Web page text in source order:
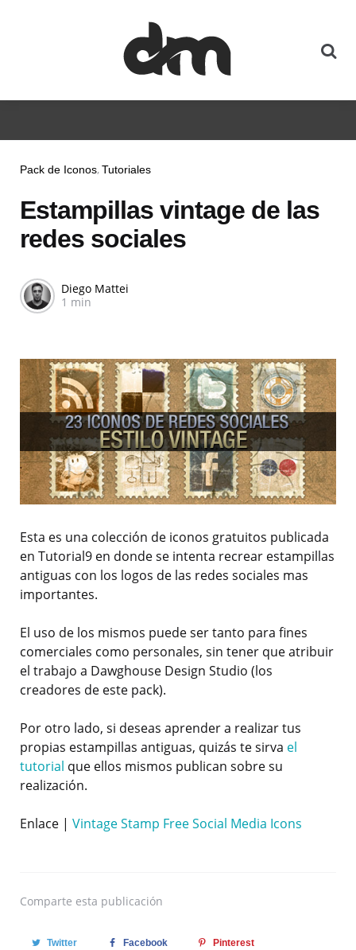
Pack de Iconos Tutoriales
Estampillas vintage de las
redes sociales
Diego Mattei
1 min
Esta es una colección de iconos gratuitos publicada
en Tutorial9 en donde se intenta recrear estampillas
antiguas con los logos de las redes sociales mas
importantes.
El uso de los mismos puede ser tanto para fines
comerciales como personales, sin tener que atribuir
el trabajo a Dawghouse Design Studio (los
creadores de este pack).
Por otro lado, si deseas aprender a realizar tus
propias estampillas antiguas, quizás te sirva el
tutorial que ellos mismos publican sobre su
realización.
Enlace | Vintage Stamp Free Social Media Icons
Comparte esta publicación
Twitter Facebook Pinterest